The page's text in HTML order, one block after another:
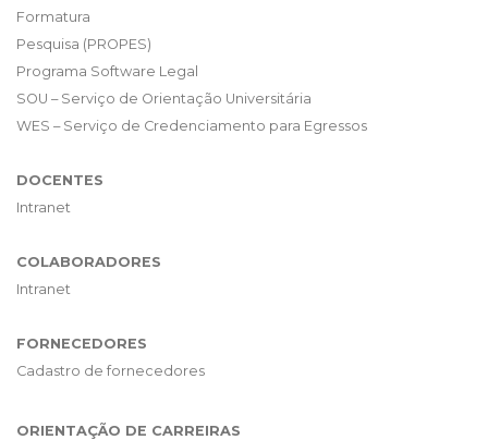
Formatura
Pesquisa (PROPES)
Programa Software Legal
SOU – Serviço de Orientação Universitária
WES – Serviço de Credenciamento para Egressos
DOCENTES
Intranet
COLABORADORES
Intranet
FORNECEDORES
Cadastro de fornecedores
ORIENTAÇÃO DE CARREIRAS